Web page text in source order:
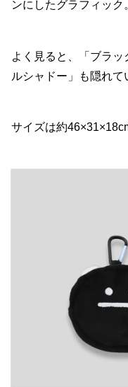
ンにしたグラフィック
よく見ると、「ブラ
ルシャドー」も隠れて
サイズは約